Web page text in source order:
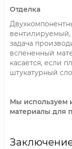
Отделка
задача
вспененный
касается, если
штукатурный
Мы используем
материалы для